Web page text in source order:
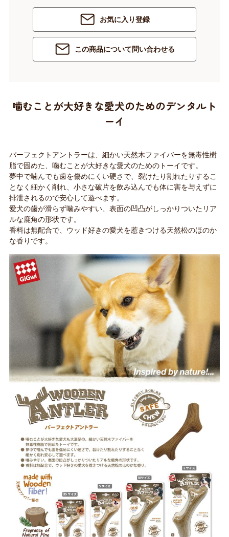
お気に入り登録
この商品について問い合わせる
噛むことが大好きな愛犬のためのデンタルト
ーイ
パーフェクトアントラーは、細かい天然木ファイバーを無毒性樹
脂で固めた、噛むことが大好きな愛犬のためのトーイです。
夢中で噛んでも歯を傷めにくい硬さで、裂けたり割れたりするこ
となく細かく削れ、小さな破片を飲み込んでも体に害を与えずに
排泄されるので安心して遊べます。
愛犬の歯が滑らず噛みやすい、表面の凹凸がしっかりついたリア
ルな鹿角の形状です。
香料は無配合で、ウッド好きの愛犬を惹きつける天然松のほのか
な香りです。